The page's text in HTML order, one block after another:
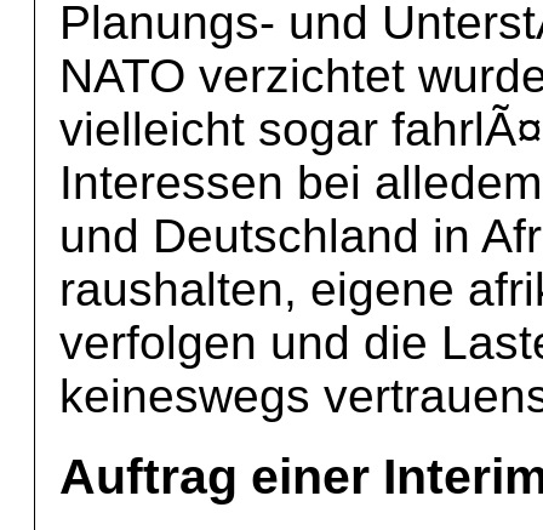
Planungs- und
NATO verzichtet
vielleicht sogar
Interessen bei
und Deutschland in
raushalten, eigene
verfolgen und die
keineswegs
Auftrag einer